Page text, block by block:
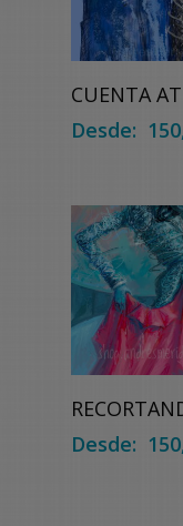
CUENTA
Desde:
Desde: